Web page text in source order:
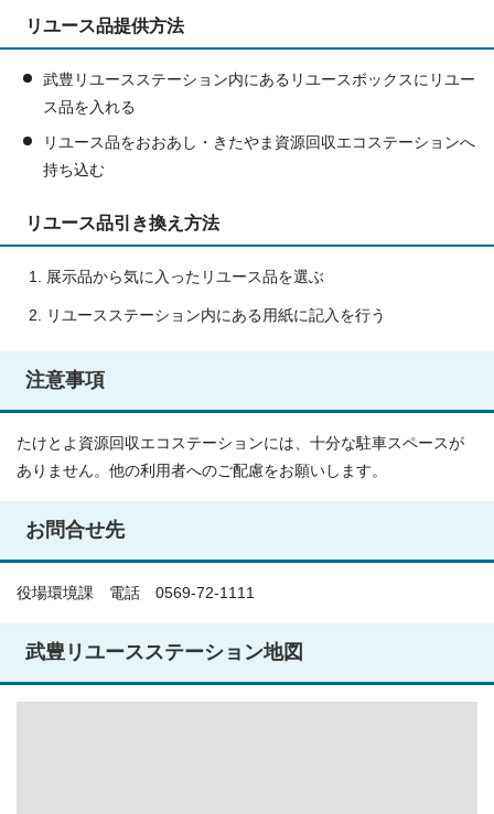
リユース品提供方法
武豊リユースステーション内にあるリユースボックスにリユー
ス品を入れる
リユース品をおおあし・きたやま資源回収エコステーションへ
持ち込む
リユース品引き換え方法
展示品から気に入ったリユース品を選ぶ
リユースステーション内にある用紙に記入を行う
注意事項
たけとよ資源回収エコステーションには、十分な駐車スペースが
ありません。他の利用者へのご配慮をお願いします。
お問合せ先
役場環境課 電話 0569-72-1111
武豊リユースステーション地図